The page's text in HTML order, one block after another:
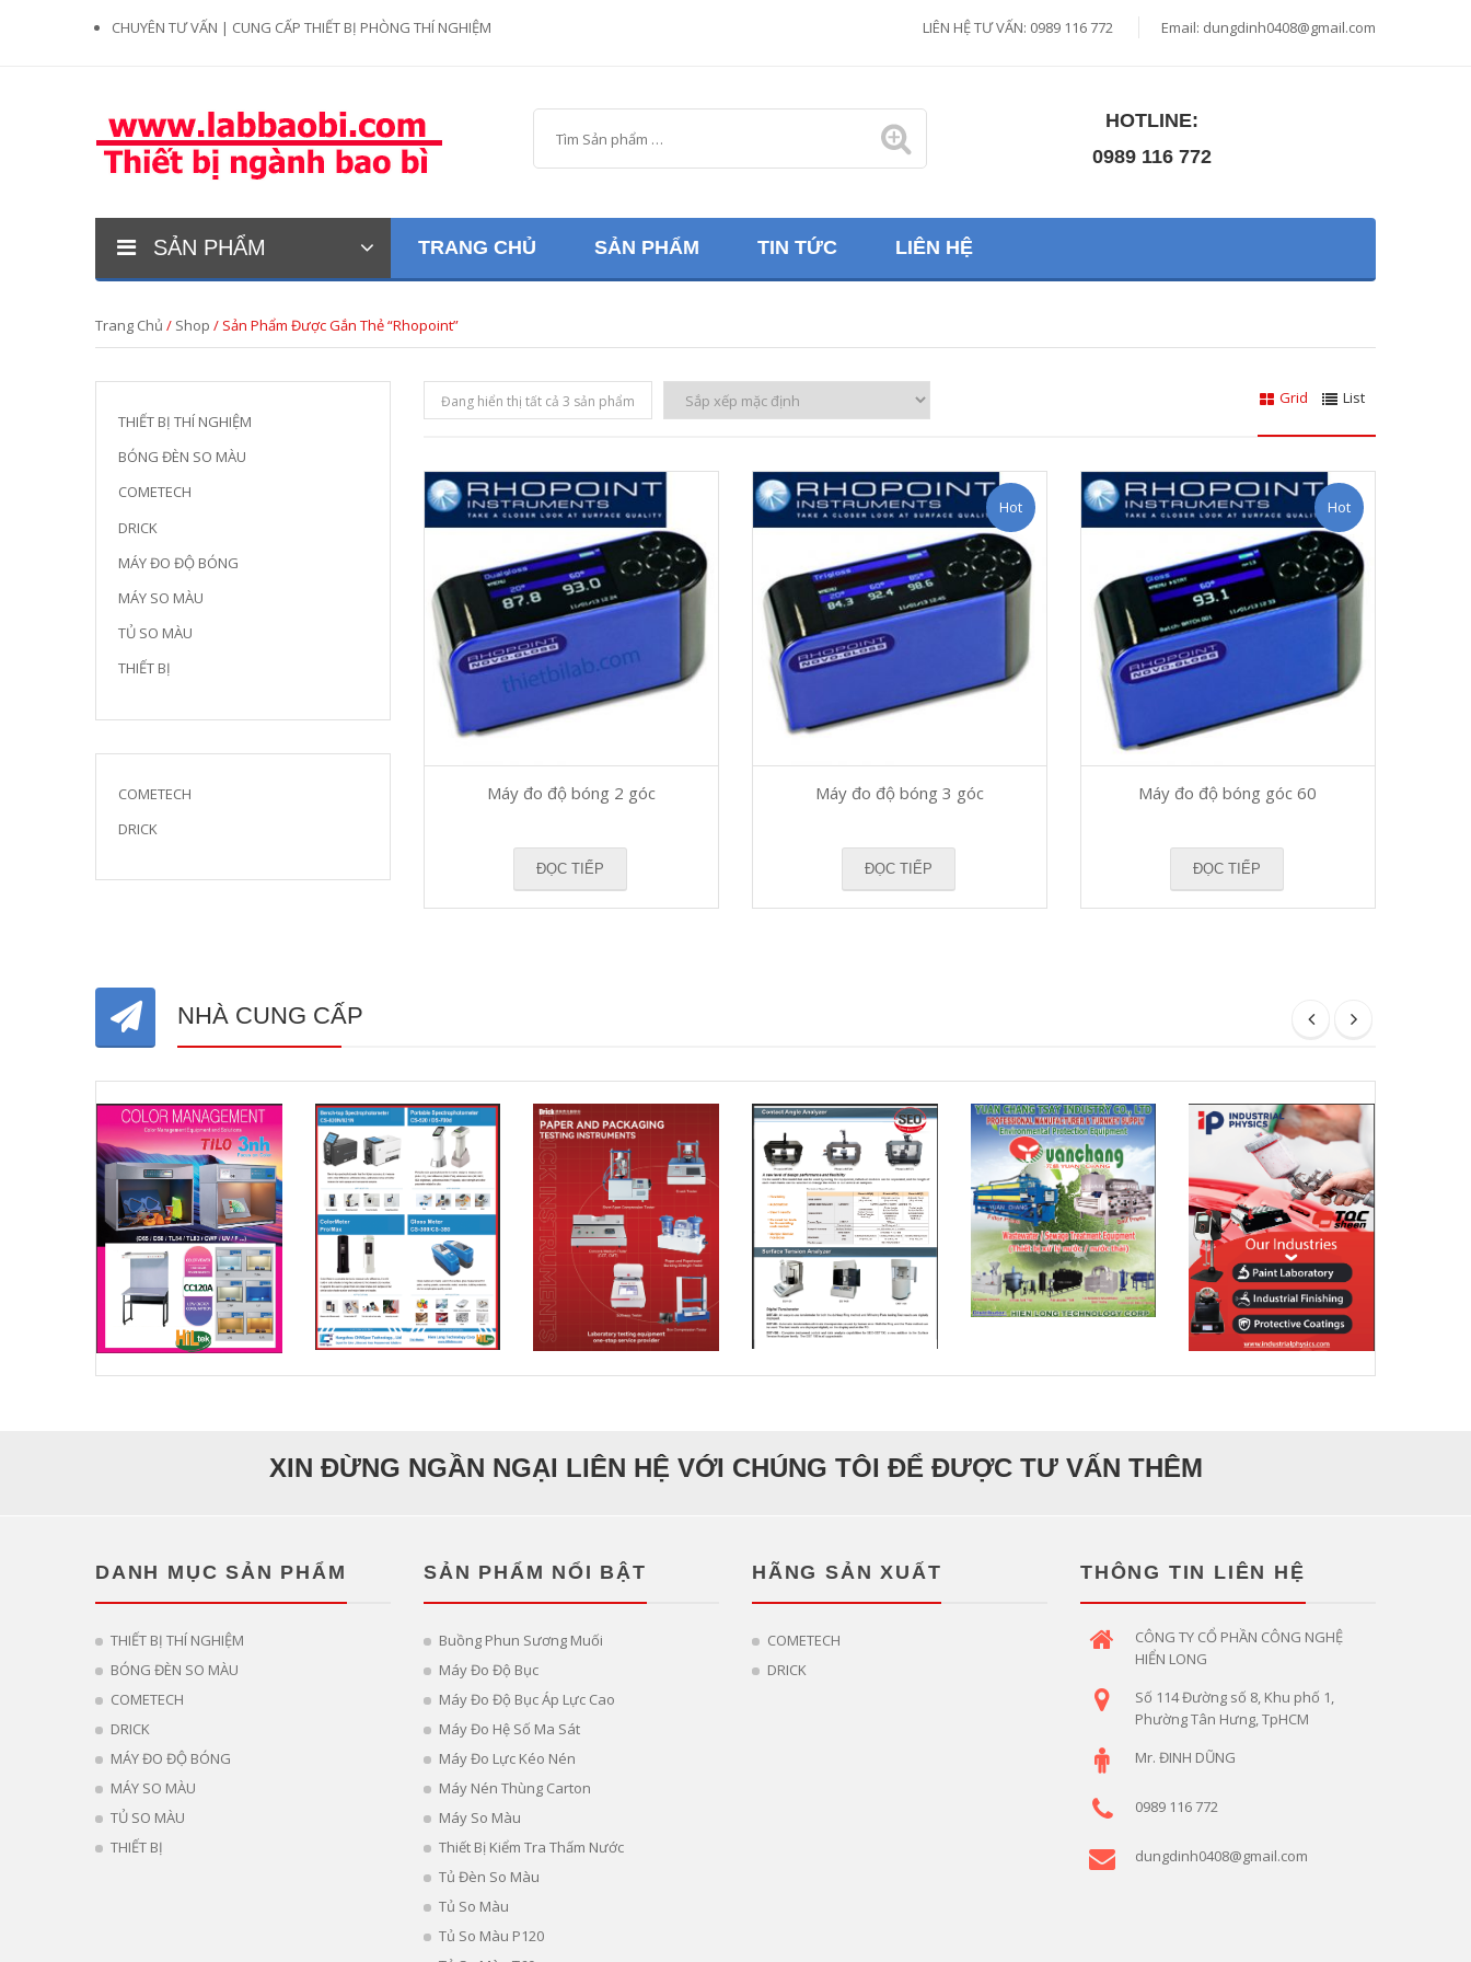
CHUYÊN TƯ VẤN | CUNG CẤP THIẾT BỊ PHÒNG THÍ NGHIỆM LIÊN HỆ TƯ VẤN: 0989 116 772 Email: dungdinh0408@gmail.com
HOTLINE:
0989 116 772
SẢN PHẨM TRANG CHỦ SẢN PHẨM TIN TỨC LIÊN HỆ
Trang Chủ / Shop / Sản Phẩm Được Gắn Thẻ “rhopoint”
THIẾT BỊ THÍ NGHIỆM
BÓNG ĐÈN SO MÀU
COMETECH
DRICK
MÁY ĐO ĐỘ BÓNG
MÁY SO MÀU
TỦ SO MÀU
THIẾT BỊ
COMETECH
DRICK
Grid List
Đang hiển thị tất cả 3 sản phẩm
Máy đo độ bóng 2 góc
ĐỌC TIẾP
Hot
Máy đo độ bóng 3 góc
ĐỌC TIẾP
Hot
Máy đo độ bóng góc 60
ĐỌC TIẾP
NHÀ CUNG CẤP
XIN ĐỪNG NGẦN NGẠI LIÊN HỆ VỚI CHÚNG TÔI ĐỂ ĐƯỢC TƯ VẤN THÊM
DANH MỤC SẢN PHẨM
THIẾT BỊ THÍ NGHIỆM
BÓNG ĐÈN SO MÀU
COMETECH
DRICK
MÁY ĐO ĐỘ BÓNG
MÁY SO MÀU
TỦ SO MÀU
THIẾT BỊ
SẢN PHẨM NỔI BẬT
Buồng Phun Sương Muối
Máy Đo Độ Bục
Máy Đo Độ Bục Áp Lực Cao
Máy Đo Hệ Số Ma Sát
Máy Đo Lực Kéo Nén
Máy Nén Thùng Carton
Máy So Màu
Thiết Bị Kiểm Tra Thấm Nước
Tủ Đèn So Màu
Tủ So Màu
Tủ So Màu P120
HÃNG SẢN XUẤT
COMETECH
DRICK
THÔNG TIN LIÊN HỆ
CÔNG TY CỔ PHẦN CÔNG NGHỆ
HIỂN LONG
Số 114 Đường số 8, Khu phố 1,
Phường Tân Hưng, TpHCM
Mr. ĐINH DŨNG
0989 116 772
dungdinh0408@gmail.com